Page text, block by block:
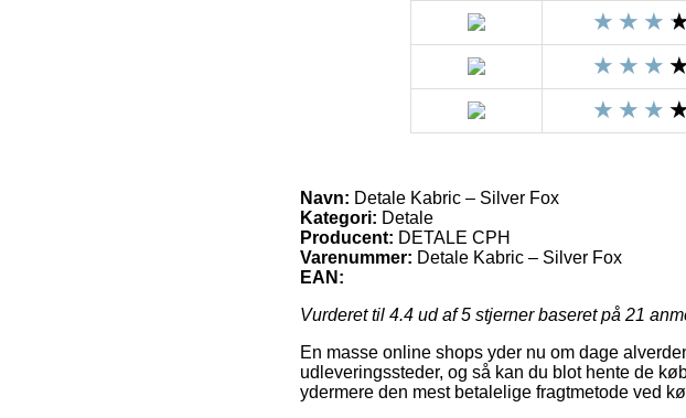
Navn: Detale Kabric – Silver Fox
Kategori: Detale
Producent: DETALE CPH
Varenummer: Detale Kabric – Silver Fox
EAN:
Vurderet til 4.4 ud af 5 stjerner baseret på 21
En masse online shops yder nu om dage
udleveringssteder, og så kan du blot hente de
ydermere den mest betalelige fragtmetode ved